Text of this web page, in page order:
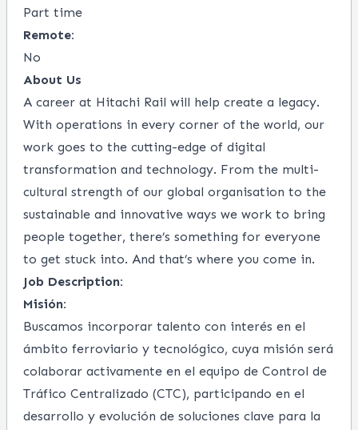
Part time
Remote:
No
About Us
A career at Hitachi Rail will help create a legacy.
With operations in every corner of the world, our
work goes to the cutting-edge of digital
transformation and technology. From the multi-
cultural strength of our global organisation to the
sustainable and innovative ways we work to bring
people together, there’s something for everyone
to get stuck into. And that’s where you come in.
Job Description:
Misión:
Buscamos incorporar talento con interés en el
ámbito ferroviario y tecnológico, cuya misión será
colaborar activamente en el equipo de Control de
Tráfico Centralizado (CTC), participando en el
desarrollo y evolución de soluciones clave para la